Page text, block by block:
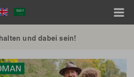
und dabei sein!